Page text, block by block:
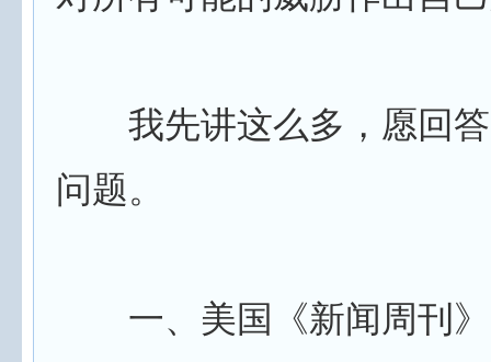
我先讲这么多，愿回答
问题。
一、美国《新闻周刊》